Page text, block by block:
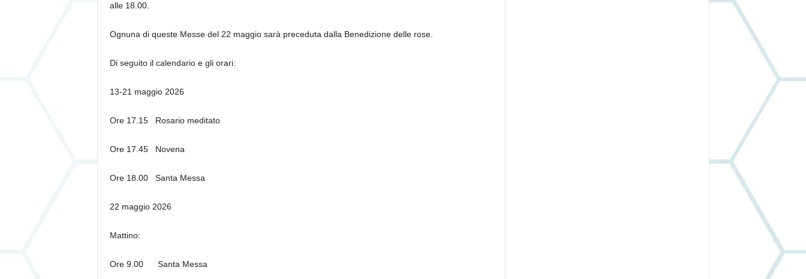
alle 18.00.
Ognuna di queste Messe del 22 maggio sarà preceduta dalla Benedizione delle rose.
Di seguito il calendario e gli orari:
13-21 maggio 2026
Ore 17.15 Rosario meditato
Ore 17.45 Novena
Ore 18.00 Santa Messa
22 maggio 2026
Mattino:
Ore 9.00 Santa Messa